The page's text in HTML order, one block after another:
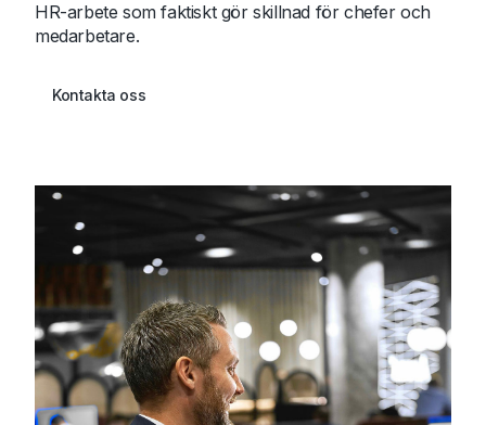
HR-arbete som faktiskt gör skillnad för chefer och
medarbetare.
Kontakta oss